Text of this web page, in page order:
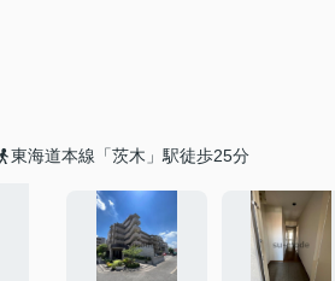
東海道本線「茨木」駅徒歩25分